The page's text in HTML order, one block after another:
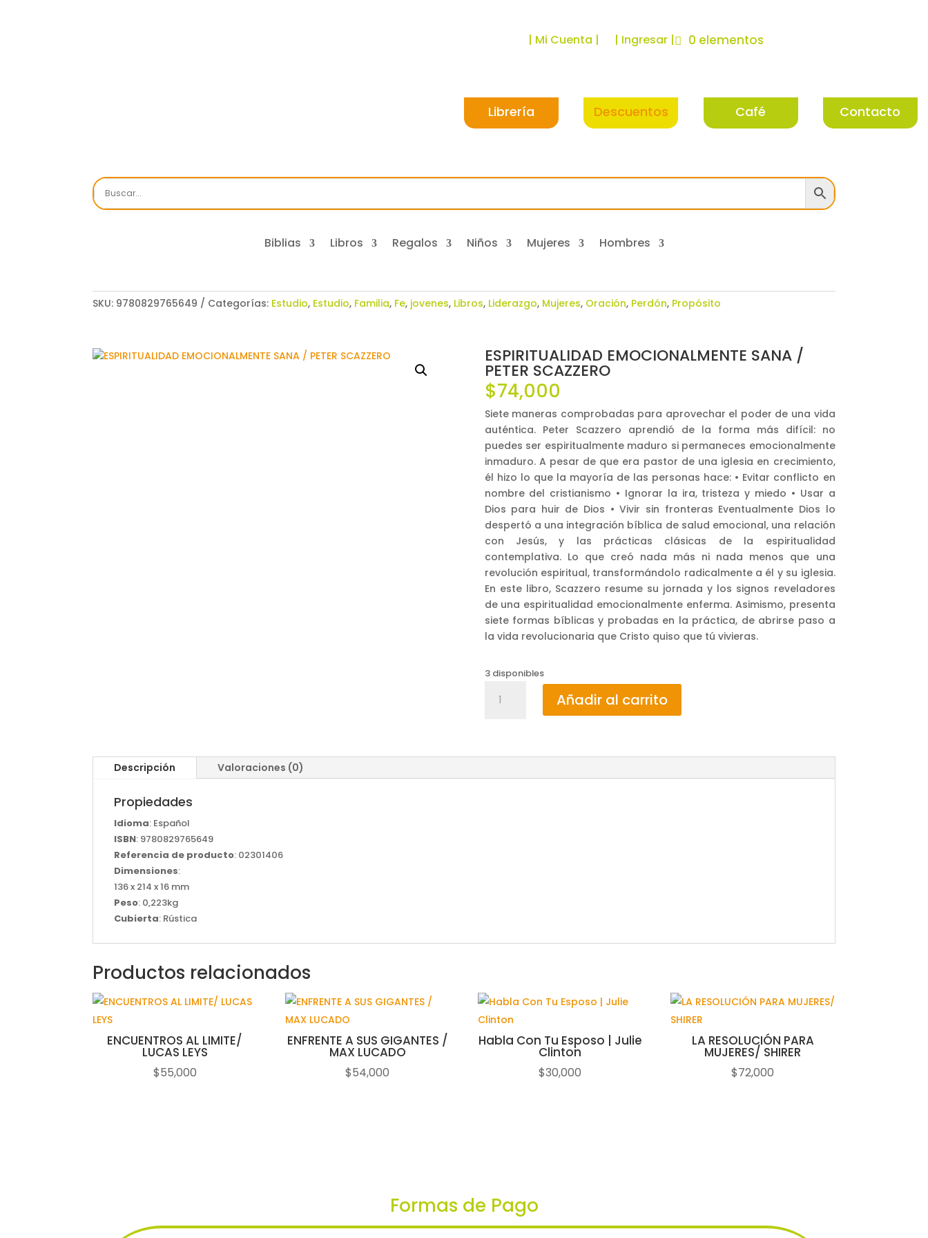
| Mi Cuenta | | Ingresar | 0 elementos
Librería Descuentos Café Contacto
Biblias Libros Regalos Niños Mujeres Hombres
SKU: 9780829765649 Categorías: Estudio, Estudio, Familia, Fe, jovenes, Libros, Liderazgo, Mujeres, Oración, Perdón, Propósito
ESPIRITUALIDAD EMOCIONALMENTE SANA /
PETER SCAZZERO
$74,000
Siete maneras comprobadas para aprovechar el poder de una vida
auténtica. Peter Scazzero aprendió de la forma más difícil: no
puedes ser espiritualmente maduro si permaneces emocionalmente
inmaduro. A pesar de que era pastor de una iglesia en crecimiento,
él hizo lo que la mayoría de las personas hace: • Evitar conflicto en
nombre del cristianismo • Ignorar la ira, tristeza y miedo • Usar a
Dios para huir de Dios • Vivir sin fronteras Eventualmente Dios lo
despertó a una integración bíblica de salud emocional, una relación
con Jesús, y las prácticas clásicas de la espiritualidad
contemplativa. Lo que creó nada más ni nada menos que una
revolución espiritual, transformándolo radicalmente a él y su iglesia.
En este libro, Scazzero resume su jornada y los signos reveladores
de una espiritualidad emocionalmente enferma. Asimismo, presenta
siete formas bíblicas y probadas en la práctica, de abrirse paso a
la vida revolucionaria que Cristo quiso que tú vivieras.
3 disponibles
ESPIRITUALIDAD
EMOCIONALMENTE
cantidad
Añadir al carrito
Descripción Valoraciones (0)
Propiedades
Idioma: Español
ISBN: 9780829765649
Referencia de producto: 02301406
Dimensiones:
136 x 214 x 16 mm
Peso: 0,223kg
Cubierta: Rústica
Productos relacionados
ENCUENTROS AL LIMITE/
LUCAS LEYS
$55,000
ENFRENTE A SUS GIGANTES /
MAX LUCADO
$54,000
Habla Con Tu Esposo | Julie
Clinton
$30,000
LA RESOLUCIÓN PARA
MUJERES/ SHIRER
$72,000
Formas de Pago